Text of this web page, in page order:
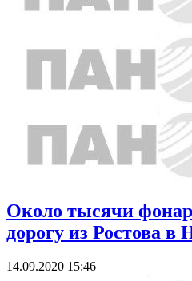
Около тысячи
дорогу из Ростова в
14.09.2020 15:46